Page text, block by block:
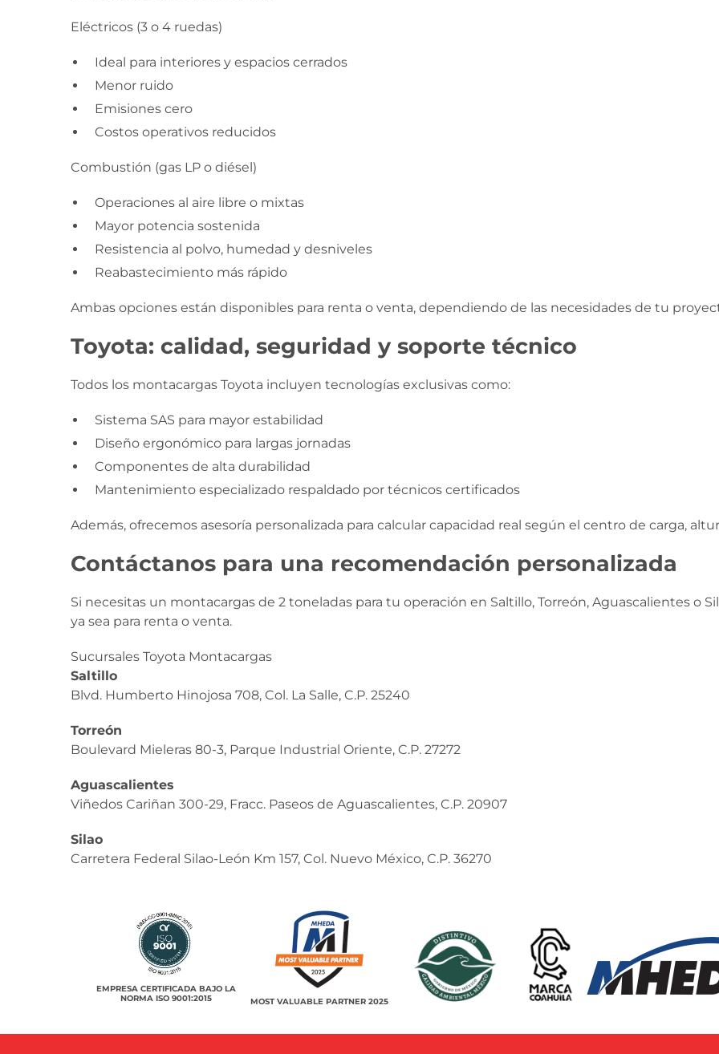
Eléctricos (3 o 4 ruedas)
Ideal para interiores y espacios cerrados
Menor ruido
Emisiones cero
Costos operativos reducidos
Combustión (gas LP o diésel)
Operaciones al aire libre o mixtas
Mayor potencia sostenida
Resistencia al polvo, humedad y desniveles
Reabastecimiento más rápido
Ambas opciones están disponibles para renta o venta, dependiendo de las necesidades de tu
Toyota: calidad, seguridad y soporte técnico
Todos los montacargas Toyota incluyen tecnologías exclusivas como:
Sistema SAS para mayor estabilidad
Diseño ergonómico para largas jornadas
Componentes de alta durabilidad
Mantenimiento especializado respaldado por técnicos certificados
Además, ofrecemos asesoría personalizada para calcular capacidad real según el centro de carga,
Contáctanos para una recomendación personalizada
Si necesitas un montacargas de 2 toneladas para tu operación en Saltillo, Torreón, Aguascalientes o
ya sea para renta o venta.
Sucursales Toyota Montacargas
Saltillo
Blvd. Humberto Hinojosa 708, Col. La Salle, C.P. 25240
Torreón
Boulevard Mieleras 80-3, Parque Industrial Oriente, C.P. 27272
Aguascalientes
Viñedos Cariñan 300-29, Fracc. Paseos de Aguascalientes, C.P. 20907
Silao
Carretera Federal Silao-León Km 157, Col. Nuevo México, C.P. 36270
EMPRESA CERTIFICADA BAJO LA
NORMA ISO 9001:2015
MOST VALUABLE PARTNER 2025